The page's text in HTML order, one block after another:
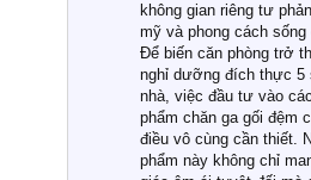
không gian riêng tư
mỹ và phong cách sống
Để biến căn phòng trở
nghỉ dưỡng đích thực 5
nhà, việc đầu tư vào
phẩm chăn ga gối đệm
điều vô cùng cần thiết.
phẩm này không chỉ